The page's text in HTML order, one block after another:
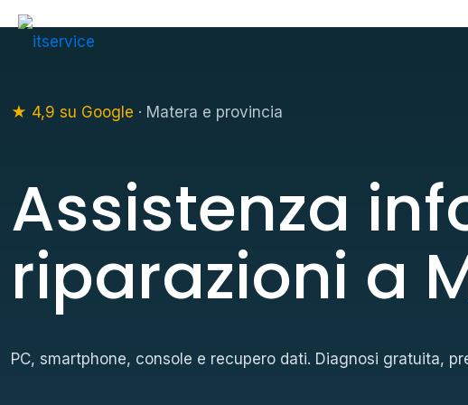
★ 4,9 su Google · Matera e provincia
Assistenza
riparazioni a
PC, smartphone, console e recupero dati. Diagnosi gratuita,